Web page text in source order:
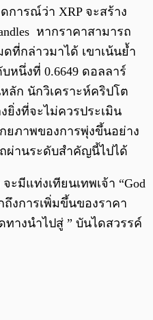
การณ์ว่า XRP จะสร้าง
หากราคาสามารถ
ที่กล่าวมาได้ เขาเน้นย้ำ
หนึ่งที่ 0.6649 ดอลลาร์
ลัก นักวิเคราะห์คริปโต
ยิ่งที่จะไม่ควรประเมิน
ยภาพของการพุ่งขึ้นอย่าง
ผ่านระดับสำคัญนี้ไปได้
มีแท่งเทียนเทพเจ้า “God
ถึงการเพิ่มขึ้นของราคา
ทางนำไปสู่ ” บันไดสวรรค์